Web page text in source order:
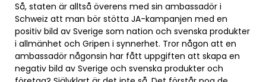
Så, staten är alltså överens med sin ambassadör i
Schweiz att man bör stötta JA-kampanjen med en
positiv bild av Sverige som nation och svenska produkter
i allmänhet och Gripen i synnerhet. Tror någon att en
ambassadör någonsin har fått uppgiften att skapa en
negativ bild av Sverige och svenska produkter och